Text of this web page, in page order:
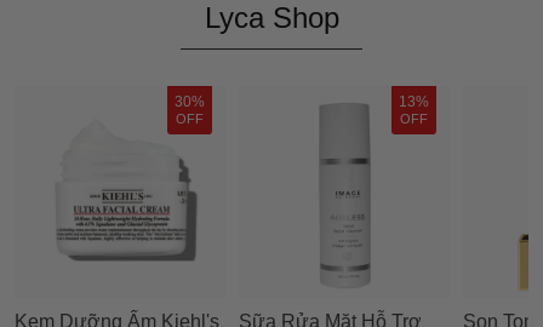
Lyca Shop
30%
OFF
Kem Dưỡng Ẩm Kiehl's
13%
OFF
Sữa Rửa Mặt Hỗ Trợ
Son